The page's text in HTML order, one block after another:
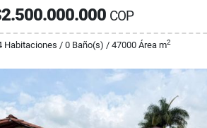
COP
Habitaciones / 0 Baño(s) / 47000 Área m2